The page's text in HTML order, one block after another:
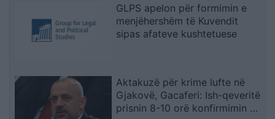
GLPS apelon për formimin e
menjëhershëm të Kuvendit
sipas afateve kushtetuese
Aktakuzë për krime lufte në
Gjakovë, Gacaferi: Ish-qeveritë
prisnin 8-10 orë konfirmimin e